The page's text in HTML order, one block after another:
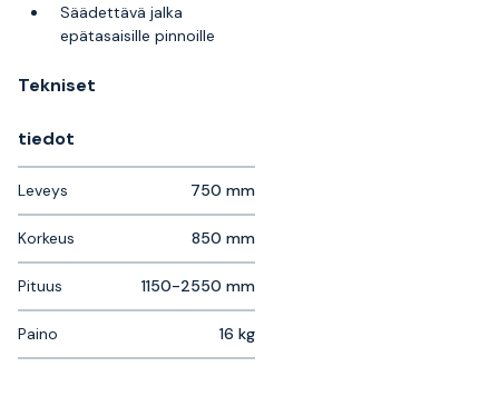
Säädettävä jalka
epätasaisille pinnoille
Tekniset
tiedot
Leveys 750 mm
Korkeus 850 mm
Pituus 1150-2550 mm
Paino 16 kg